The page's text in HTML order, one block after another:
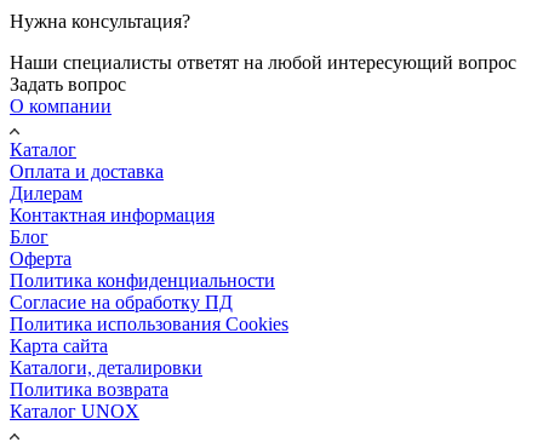
Нужна консультация?
Наши специалисты ответят на любой интересующий вопрос
Задать вопрос
О компании
Каталог
Оплата и доставка
Дилерам
Контактная информация
Блог
Оферта
Политика конфиденциальности
Согласие на обработку ПД
Политика использования Cookies
Карта сайта
Каталоги, деталировки
Политика возврата
Каталог UNOX